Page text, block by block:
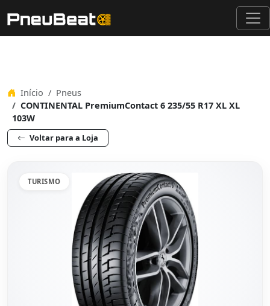
Início
Pneus
CONTINENTAL PremiumContact 6 235/55 R17 XL XL
103W
Voltar para a Loja
TURISMO